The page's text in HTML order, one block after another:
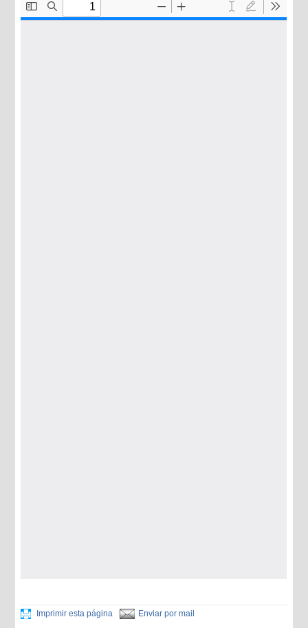
Imprimir esta página Enviar por mail